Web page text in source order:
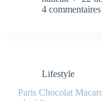
4 commentaires
Lifestyle
Paris Chocolat